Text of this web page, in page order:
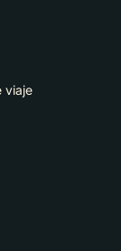
viaje